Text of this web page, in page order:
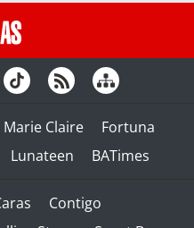
Marie Claire
Fortuna
Lunateen BATimes
Contigo